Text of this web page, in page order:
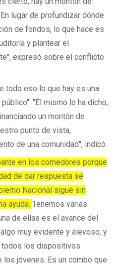
lugar de profundizar dónde
de fondos, lo que hace es
y plantear el
expresó sobre el conflicto
todo eso lo que hay es una
"Él mismo lo ha dicho,
un montón de
punto de vista,
de una comunidad", indicó.
en los comedores porque
de dar respuesta se
Nacional sigue sin
ayuda. Tenemos varias
de ellas es el avance del
muy evidente y alevoso, y
todos los dispositivos
jóvenes. Es un combo que